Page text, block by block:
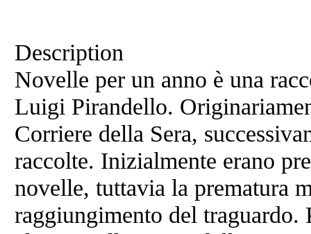
Description
Novelle per un anno è una
Luigi Pirandello.
Corriere della Sera,
raccolte. Inizialmente erano
novelle, tuttavia la prematura
raggiungimento del traguardo.